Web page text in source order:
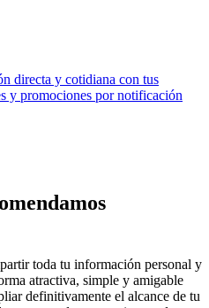
directa y cotidiana con tus
y promociones por notificación
toda tu información personal y
atractiva, simple y amigable
definitivamente el alcance de tu